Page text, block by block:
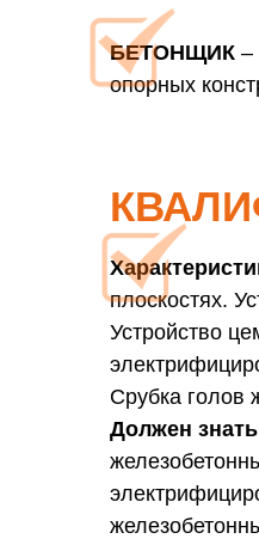
БЕТОНЩИК –
опорных
плоскостях.
Устройство
Срубка голов
Должен знать